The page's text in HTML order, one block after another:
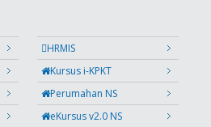
HRMIS
Kursus i-KPKT
Perumahan NS
eKursus v2.0 NS